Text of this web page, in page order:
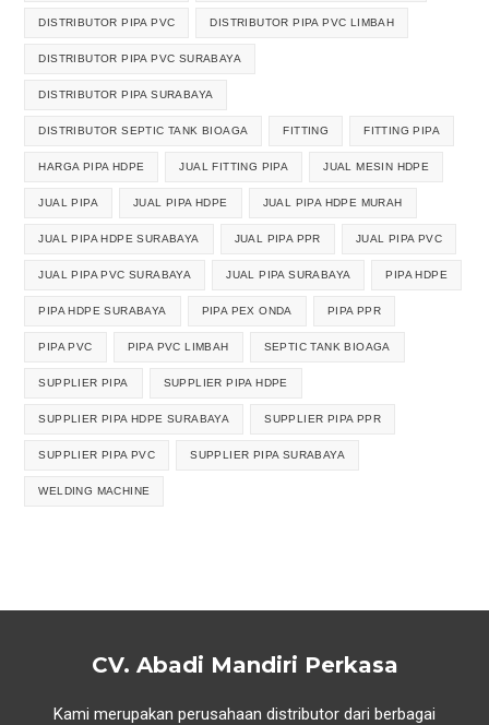
DISTRIBUTOR PIPA PVC DISTRIBUTOR PIPA PVC LIMBAH
DISTRIBUTOR PIPA PVC SURABAYA
DISTRIBUTOR PIPA SURABAYA
DISTRIBUTOR SEPTIC TANK BIOAGA FITTING FITTING PIPA
HARGA PIPA HDPE JUAL FITTING PIPA JUAL MESIN HDPE
JUAL PIPA JUAL PIPA HDPE JUAL PIPA HDPE MURAH
JUAL PIPA HDPE SURABAYA JUAL PIPA PPR JUAL PIPA PVC
JUAL PIPA PVC SURABAYA JUAL PIPA SURABAYA PIPA HDPE
PIPA HDPE SURABAYA PIPA PEX ONDA PIPA PPR
PIPA PVC PIPA PVC LIMBAH SEPTIC TANK BIOAGA
SUPPLIER PIPA SUPPLIER PIPA HDPE
SUPPLIER PIPA HDPE SURABAYA SUPPLIER PIPA PPR
SUPPLIER PIPA PVC SUPPLIER PIPA SURABAYA
WELDING MACHINE
CV. Abadi Mandiri Perkasa
Kami merupakan perusahaan distributor dari berbagai